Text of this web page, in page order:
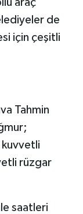
de
için çeşitli
Tahmin
rüzgar
saatleri